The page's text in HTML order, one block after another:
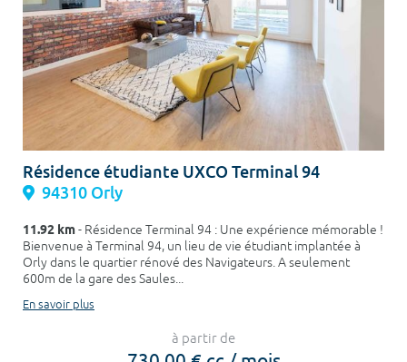
Résidence étudiante UXCO Terminal 94
94310 Orly
11.92 km- Résidence Terminal 94 : Une expérience mémorable !
Bienvenue à Terminal 94, un lieu de vie étudiant implantée à
Orly dans le quartier rénové des Navigateurs. A seulement
600m de la gare des Saules...
En savoir plus
à partir de